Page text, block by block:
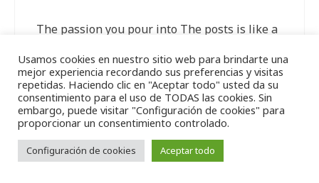
The passion you pour into The posts is like a
soul.
Hyo Faller
29 diciembre, 2024 a las 4:31 pm
Usamos cookies en nuestro sitio web para brindarte una
mejor experiencia recordando sus preferencias y visitas
repetidas. Haciendo clic en "Aceptar todo" usted da su
consentimiento para el uso de TODAS las cookies. Sin
embargo, puede visitar "Configuración de cookies" para
proporcionar un consentimiento controlado.
Configuración de cookies Aceptar todo